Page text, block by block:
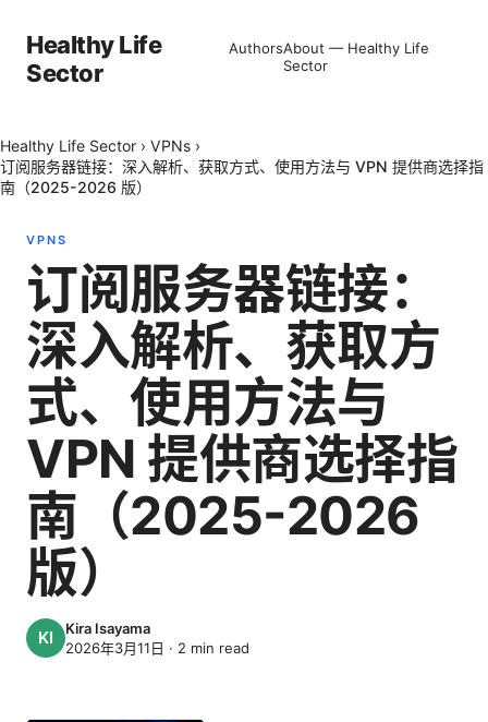
Healthy Life
Sector
AuthorsAbout — Healthy Life
Sector
Healthy Life Sector › VPNs ›
订阅服务器链接：深入解析、获取方式、使用方法与 VPN 提供商选择指
南（2025-2026 版）
VPNS
订阅服务器链接：
深入解析、获取方
式、使用方法与
VPN 提供商选择指
南（2025-2026
版）
Kira Isayama
2026年3月11日 · 2 min read